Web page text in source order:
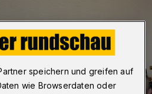
speichern und greifen auf
wie Browserdaten oder